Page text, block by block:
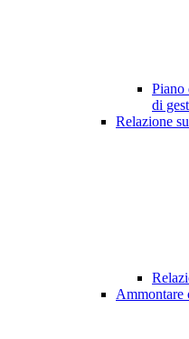
Piano
di
Relazione
Ammontare